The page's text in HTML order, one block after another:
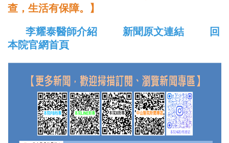
查，生活有保障。】
李耀泰醫師介紹
新聞原文連結
回
本院官網首頁